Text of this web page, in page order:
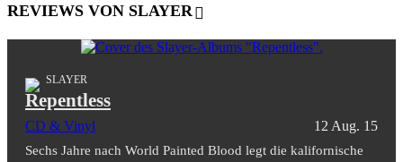
REVIEWS VON SLAYER
SLAYER
Repentless
CD & Vinyl 12 Aug. 15
Sechs Jahre nach World Painted Blood legt die kalifornische